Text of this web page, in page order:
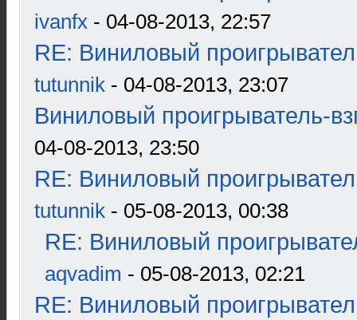
ivanfx - 04-08-2013, 22:57
RE: Виниловый
tutunnik - 04-08-2013, 23:07
Виниловый проигрыватель-
04-08-2013, 23:50
RE: Виниловый
tutunnik - 05-08-2013, 00:38
RE: Виниловый
aqvadim - 05-08-2013, 02:21
RE: Виниловый